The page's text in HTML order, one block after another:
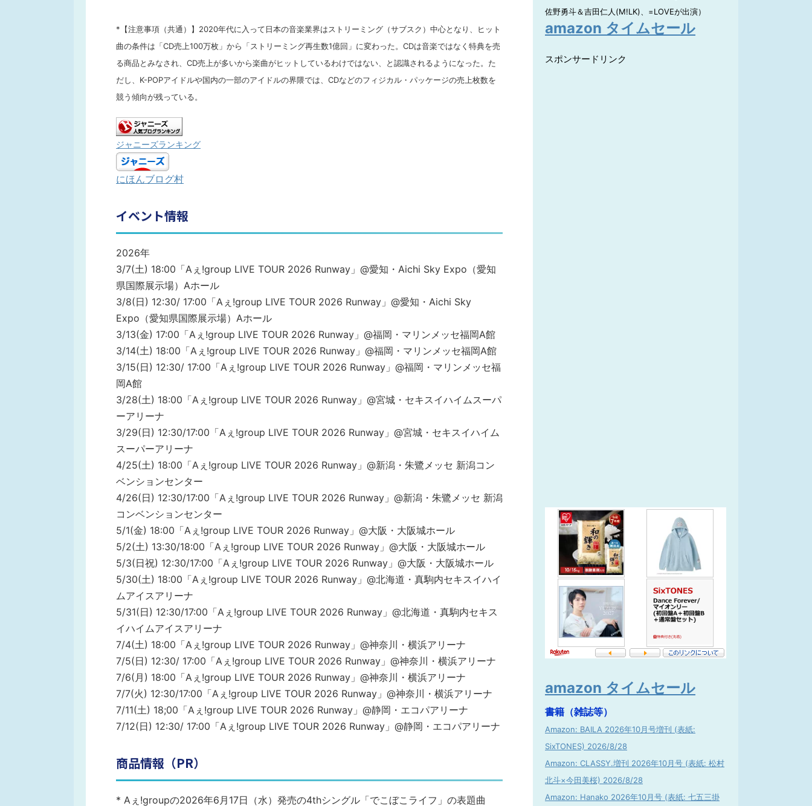
*【注意事項（共通）】2020年代に入って日本の音楽業界はストリーミング（サブスク）中心となり、ヒット
曲の条件は「CD売上100万枚」から「ストリーミング再生数1億回」に変わった。CDは音楽ではなく特典を売
る商品とみなされ、CD売上が多いから楽曲がヒットしているわけではない、と認識されるようになった。た
だし、K-POPアイドルや国内の一部のアイドルの界隈では、CDなどのフィジカル・パッケージの売上枚数を
競う傾向が残っている。
ジャニーズランキング
にほんブログ村
イベント情報
2026年
3/7(土) 18:00「Aぇ!group LIVE TOUR 2026 Runway」@愛知・Aichi Sky Expo（愛知
県国際展示場）Aホール
3/8(日) 12:30/ 17:00「Aぇ!group LIVE TOUR 2026 Runway」@愛知・Aichi Sky
Expo（愛知県国際展示場）Aホール
3/13(金) 17:00「Aぇ!group LIVE TOUR 2026 Runway」@福岡・マリンメッセ福岡A館
3/14(土) 18:00「Aぇ!group LIVE TOUR 2026 Runway」@福岡・マリンメッセ福岡A館
3/15(日) 12:30/ 17:00「Aぇ!group LIVE TOUR 2026 Runway」@福岡・マリンメッセ福
岡A館
3/28(土) 18:00「Aぇ!group LIVE TOUR 2026 Runway」@宮城・セキスイハイムスーパ
ーアリーナ
3/29(日) 12:30/17:00「Aぇ!group LIVE TOUR 2026 Runway」@宮城・セキスイハイム
スーパーアリーナ
4/25(土) 18:00「Aぇ!group LIVE TOUR 2026 Runway」@新潟・朱鷺メッセ 新潟コン
ベンションセンター
4/26(日) 12:30/17:00「Aぇ!group LIVE TOUR 2026 Runway」@新潟・朱鷺メッセ 新潟
コンベンションセンター
5/1(金) 18:00「Aぇ!group LIVE TOUR 2026 Runway」@大阪・大阪城ホール
5/2(土) 13:30/18:00「Aぇ!group LIVE TOUR 2026 Runway」@大阪・大阪城ホール
5/3(日祝) 12:30/17:00「Aぇ!group LIVE TOUR 2026 Runway」@大阪・大阪城ホール
5/30(土) 18:00「Aぇ!group LIVE TOUR 2026 Runway」@北海道・真駒内セキスイハイ
ムアイスアリーナ
5/31(日) 12:30/17:00「Aぇ!group LIVE TOUR 2026 Runway」@北海道・真駒内セキス
イハイムアイスアリーナ
7/4(土) 18:00「Aぇ!group LIVE TOUR 2026 Runway」@神奈川・横浜アリーナ
7/5(日) 12:30/ 17:00「Aぇ!group LIVE TOUR 2026 Runway」@神奈川・横浜アリーナ
7/6(月) 18:00「Aぇ!group LIVE TOUR 2026 Runway」@神奈川・横浜アリーナ
7/7(火) 12:30/17:00「Aぇ!group LIVE TOUR 2026 Runway」@神奈川・横浜アリーナ
7/11(土) 18;00「Aぇ!group LIVE TOUR 2026 Runway」@静岡・エコパアリーナ
7/12(日) 12:30/ 17:00「Aぇ!group LIVE TOUR 2026 Runway」@静岡・エコパアリーナ
商品情報（PR）
* Aぇ!groupの2026年6月17日（水）発売の4thシングル「でこぼこライフ」の表題曲
佐野勇斗＆吉田仁人(M!LK)、=LOVEが出演）
amazon タイムセール
スポンサードリンク
amazon タイムセール
書籍（雑誌等）
Amazon: BAILA 2026年10月号増刊 (表紙:
SixTONES) 2026/8/28
Amazon: CLASSY.増刊 2026年10月号 (表紙: 松村
北斗×今田美桜) 2026/8/28
Amazon: Hanako 2026年10月号 (表紙: 七五三掛